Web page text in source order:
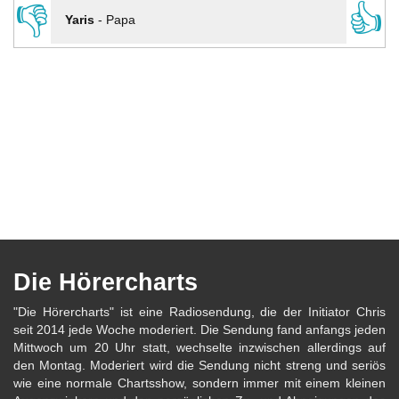
👎
Yaris- Papa 👍
Die Hörercharts
"Die Hörercharts" ist eine Radiosendung, die der Initiator Chris
seit 2014 jede Woche moderiert. Die Sendung fand anfangs jeden
Mittwoch um 20 Uhr statt, wechselte inzwischen allerdings auf
den Montag. Moderiert wird die Sendung nicht streng und seriös
wie eine normale Chartsshow, sondern immer mit einem kleinen